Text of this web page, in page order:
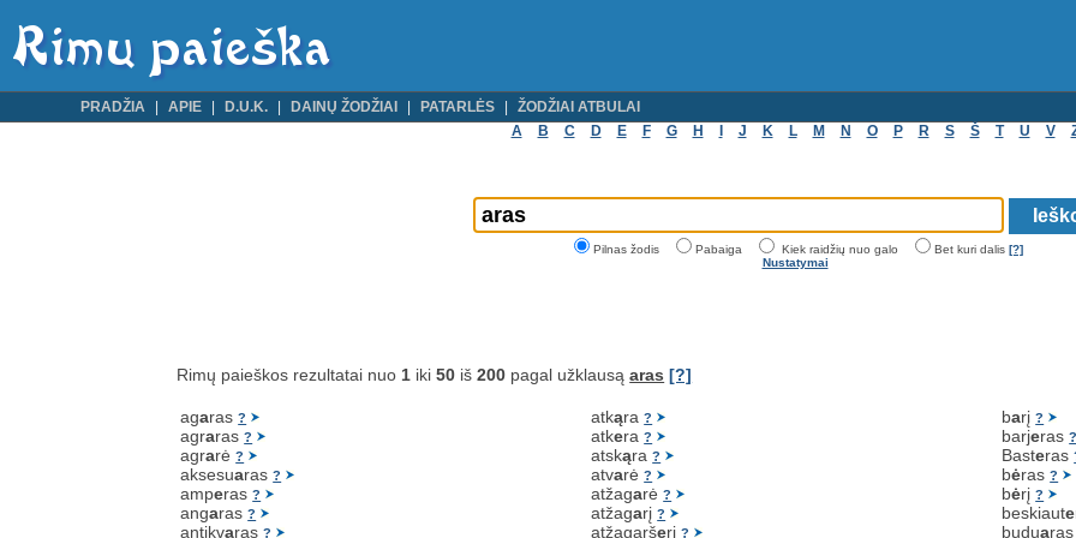
PRADŽIA APIE D.U.K. DAINŲ ŽODŽIAI PATARLĖS
ŽODŽIAI ATBULAI
A
B C D E F G H J K L M N O P R S Š T U V
Pilnas žodis Pabaiga Kiek raidžių nuo galo Bet kuri dalis [?]
Nustatymai
Rimų paieškos rezultatai nuo 1 iki50 iš200 pagal užklausąaras [?]
agaras?
agraras?
agrarė?
aksesuaras?
amperas?
angaras?
antikvaras?
atkąra?
atkera?
atskąra?
atvarė?
atžagarė?
atžagarį?
atžagaršerį?
barį?
barjeras?
Basteras
bėras?
bėrį?
beskiaute
budua